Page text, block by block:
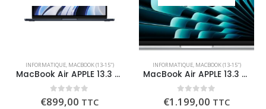
INFORMATIQUE, MACBOOK (13-15")
MacBook Air APPLE 13.3 256 Go M2 2023
0out of 5
€899,00 TTC
INFORMATIQUE, MACBOOK (13-15")
MacBook Air APPLE 13.3 256 Go M4 2025
0 out of 5
€1.199,00 TTC